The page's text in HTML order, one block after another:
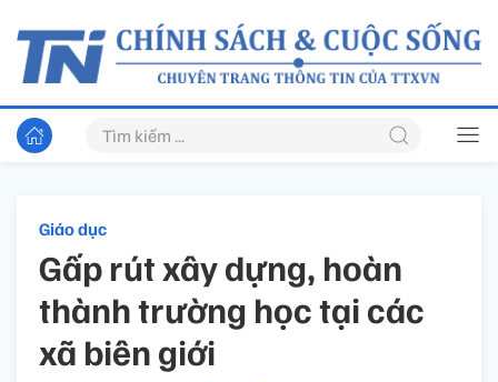
Giáo dục
Gấp rút xây dựng, hoàn
thành trường học tại các
xã biên giới